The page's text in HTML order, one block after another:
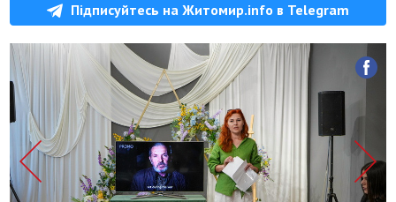
Підписуйтесь на Житомир.info в Telegram